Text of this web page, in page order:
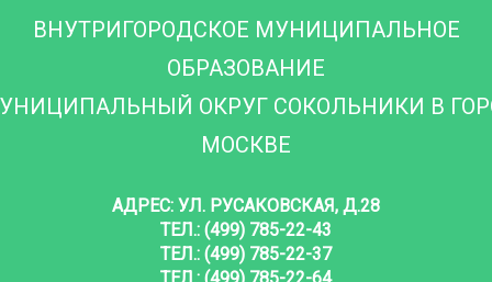
ВНУТРИГОРОДСКОЕ МУНИЦИПАЛЬНОЕ
ОБРАЗОВАНИЕ
ОКРУГ СОКОЛЬНИКИ В
МОСКВЕ
АДРЕС: УЛ. РУСАКОВСКАЯ, Д.28
ТЕЛ.: (499) 785-22-43
ТЕЛ.: (499) 785-22-37